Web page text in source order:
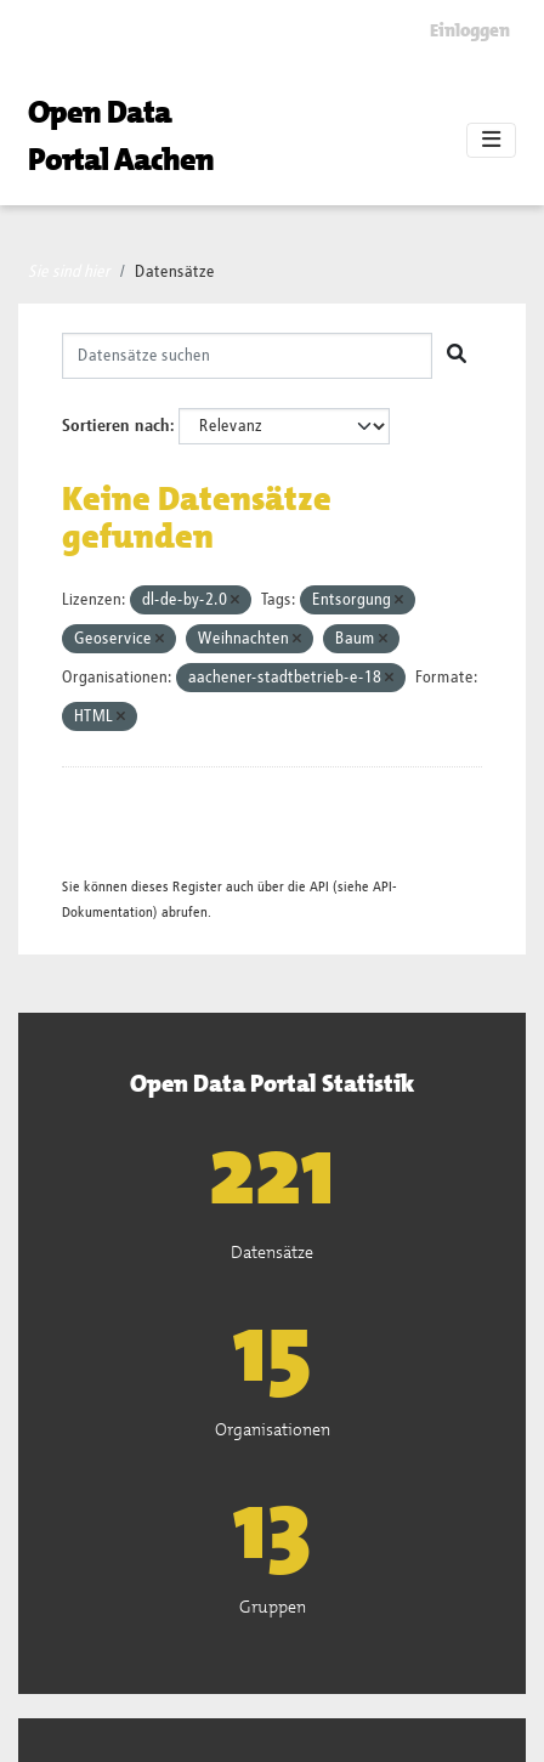
Einloggen
Open Data
Portal Aachen
Datensätze
Sortieren nach
Keine Datensätze
gefunden
Lizenzen: dl-de-by-2.0 Tags: Entsorgung
Geoservice Weihnachten Baum
Organisationen: aachener-stadtbetrieb-e-18 Formate:
HTML
Sie können dieses Register auch über die API (siehe API-
Dokumentation) abrufen.
Open Data Portal Statistik
222
Datensätze
15
Organisationen
13
Gruppen